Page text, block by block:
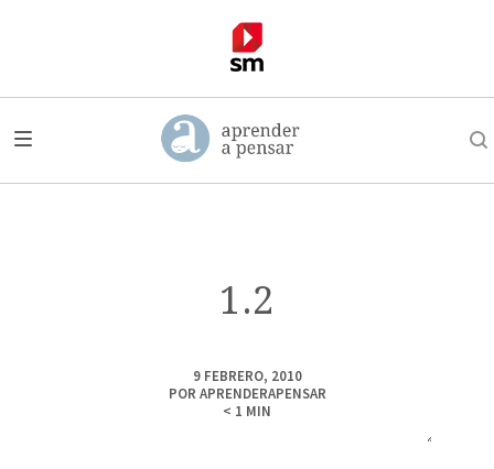
1.2
9 FEBRERO, 2010
POR APRENDERAPENSAR
< 1 MIN